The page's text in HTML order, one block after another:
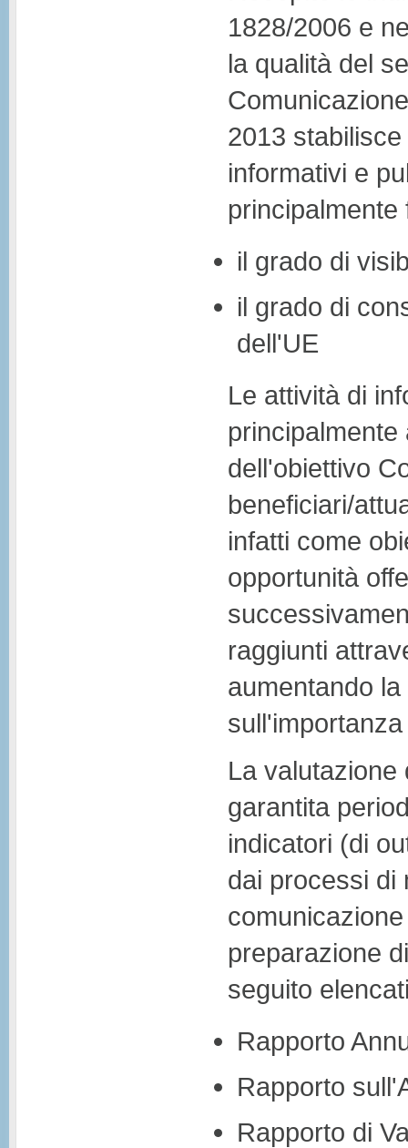
1828/2006 e
la qualità del
2013
informativi e
il grado di
il grado di
dell'UE
Le attività di
dell'obiettivo
beneficiari/
infatti come
opportunità
raggiunti
aumentando
La valutazione
garantita
indicatori (di
dai processi di
preparazione
seguito
Rapporto
Rapporto
Rapporto di